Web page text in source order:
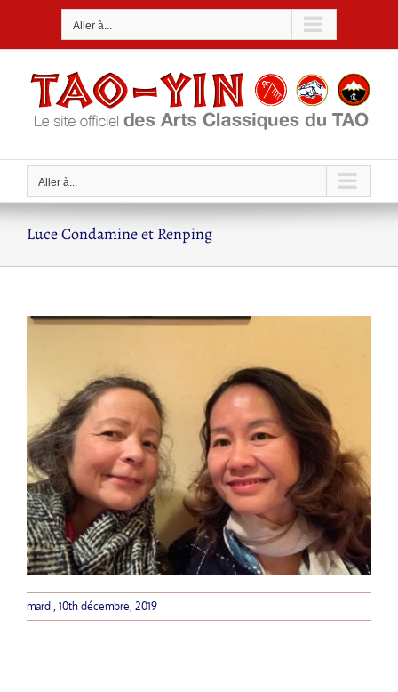
Aller à...
Aller à...
Luce Condamine et Renping
mardi, 10th décembre, 2019